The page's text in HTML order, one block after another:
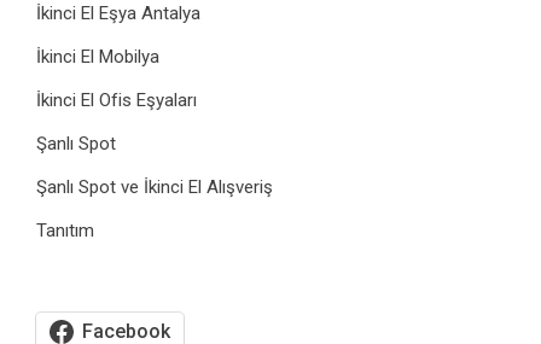
İkinci El Eşya Antalya
İkinci El Mobilya
İkinci El Ofis Eşyaları
Şanlı Spot
Şanlı Spot ve İkinci El Alışveriş
Tanıtım
Facebook